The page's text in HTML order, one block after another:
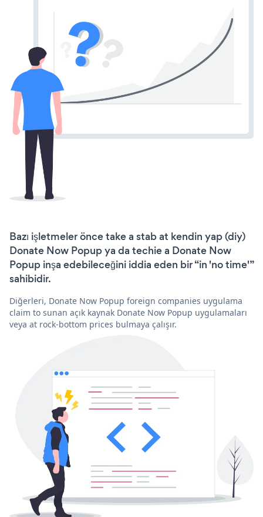
Bazı işletmeler önce take a stab at kendin yap (diy)
Donate Now Popup ya da techie a Donate Now
Popup inşa edebileceğini iddia eden bir “in 'no time'”
sahibidir.
Diğerleri, Donate Now Popup foreign companies uygulama
claim to sunan açık kaynak Donate Now Popup uygulamaları
veya at rock-bottom prices bulmaya çalışır.